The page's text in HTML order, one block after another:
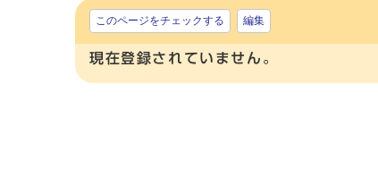
このページをチェックする 編集
現在登録されていません。